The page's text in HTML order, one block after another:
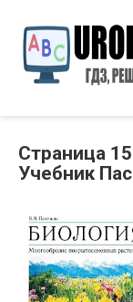
Страница
Учебник